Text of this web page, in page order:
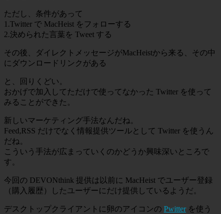
ただし、条件があって
1.Twitter で MacHeist をフォローする
2.決められた言葉を Tweet する
その後、ダイレクトメッセージがMacHeistから来る、その中
にダウンロードリンクがある
と、回りくどい。
おかげで加入してただけで使ってなかった Twitter を使って
みることができた。
新しいマーケティング手法なんだね。
Feed,RSS だけでなく情報提供ツールとして Twitter を使うん
だね。
こういう手法が広まっていくのかどうか興味深いところで
す。
今回の DEVONthink 提供は以前に MacHeist でユーザー登録
（購入履歴）したユーザーにだけ提供しているようだ。
デスクトップクライアントに卵のアイコンの Pwitterを使う